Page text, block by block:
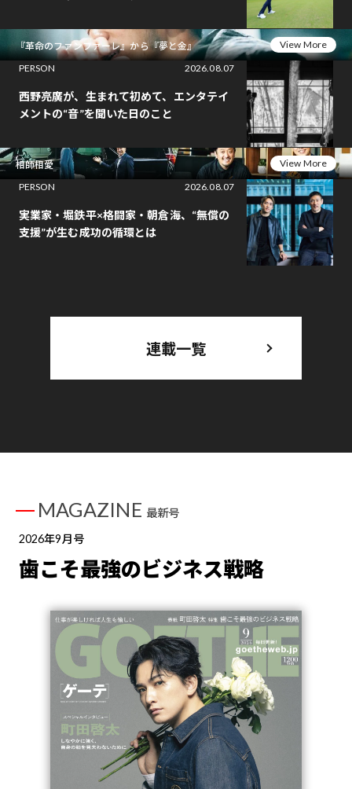
『革命のファンファーレ』から『夢と金』
View More
PERSON
2026.08.07
西野亮廣が、生まれて初めて、エンタテイ
メントの“音”を聞いた日のこと
相師相愛
View More
PERSON
2026.08.07
実業家・堀鉄平×格闘家・朝倉海、“無償の
支援”が生む成功の循環とは
連載一覧
MAGAZINE 最新号
2026年9月号
歯こそ最強のビジネス戦略